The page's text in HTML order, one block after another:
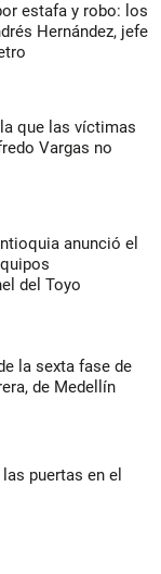
estafa y robo: los
Hernández, jefe
que las víctimas
Vargas no
anunció el
del Toyo
la sexta fase de
de Medellín
puertas en el